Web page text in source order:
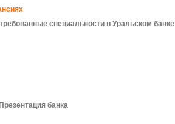
специальности в Уральском банке
банка